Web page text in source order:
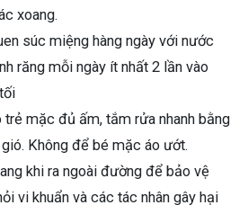
xoang.
súc miệng hàng ngày với nước
răng mỗi ngày ít nhất 2 lần vào
trẻ mặc đủ ấm, tắm rửa nhanh bằng
Không để bé mặc áo ướt.
khi ra ngoài đường để bảo vệ
vi khuẩn và các tác nhân gây hại